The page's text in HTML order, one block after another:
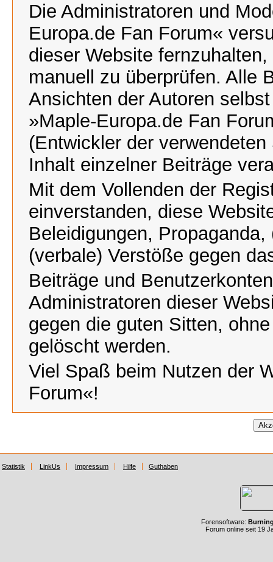
Die Administratoren und
Europa.de Fan Forum«
dieser Website
manuell zu überprüfen. Alle
Ansichten der Autoren
»Maple-Europa.de Fan
(Entwickler der
Inhalt einzelner Beiträge
Mit dem Vollenden der
einverstanden, diese
Beleidigungen,
(verbale) Verstöße gegen
Beiträge und
Administratoren dieser
gegen die guten Sitten,
gelöscht werden.
Viel Spaß beim Nutzen der
Forum«!
Statistik LinkUs Impressum Hilfe Guthaben
Forensoftware:
Forum online seit 19